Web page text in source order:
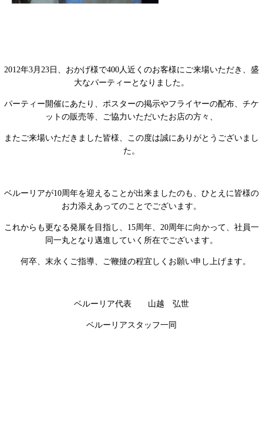
2012年3月23日、おかげ様で400人近くのお客様にご来場いただき、盛
大なパーティーとなりました。
パーティー開催にあたり、ポスターの掲示やフライヤーの配布、チケ
ットの販売等、ご協力いただいたお店の方々、
またご来場いただきました皆様、この度は誠にありがとうございまし
た。
ベルーリアが10周年を迎えることが出来ましたのも、ひとえに皆様の
お力添えあってのことでございます。
これからも更なる発展を目指し、15周年、20周年に向かって、社員一
同一丸となり邁進していく所在でございます。
何卒、末永くご指導、ご鞭撻の程宜しくお願い申し上げます。
ベルーリア代表 山越 弘世
ベルーリアスタッフ一同